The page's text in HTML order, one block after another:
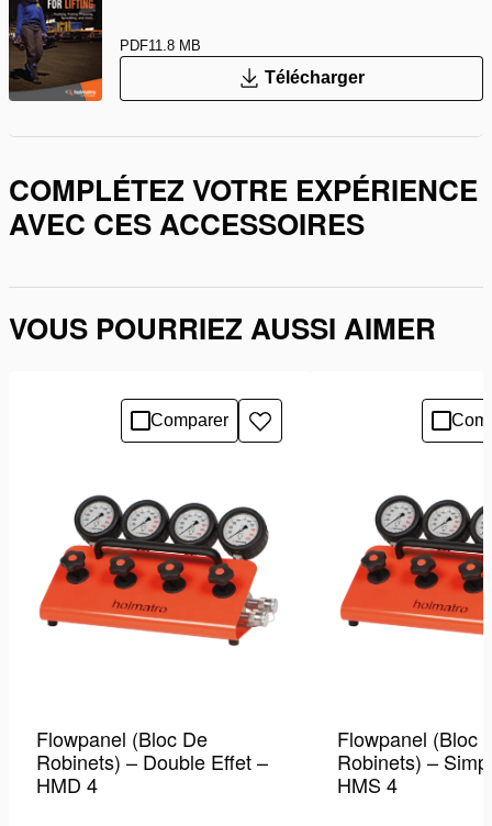
PDF11.8 MB
Télécharger
COMPLÉTEZ VOTRE EXPÉRIENCE
AVEC CES ACCESSOIRES
VOUS POURRIEZ AUSSI AIMER
Comparer
Ajouter
à
de
souhaits
Flowpanel (Bloc De
Robinets) – Double Effet –
HMD 4
Flowpanel (Bloc
Robinets) –
HMS 4